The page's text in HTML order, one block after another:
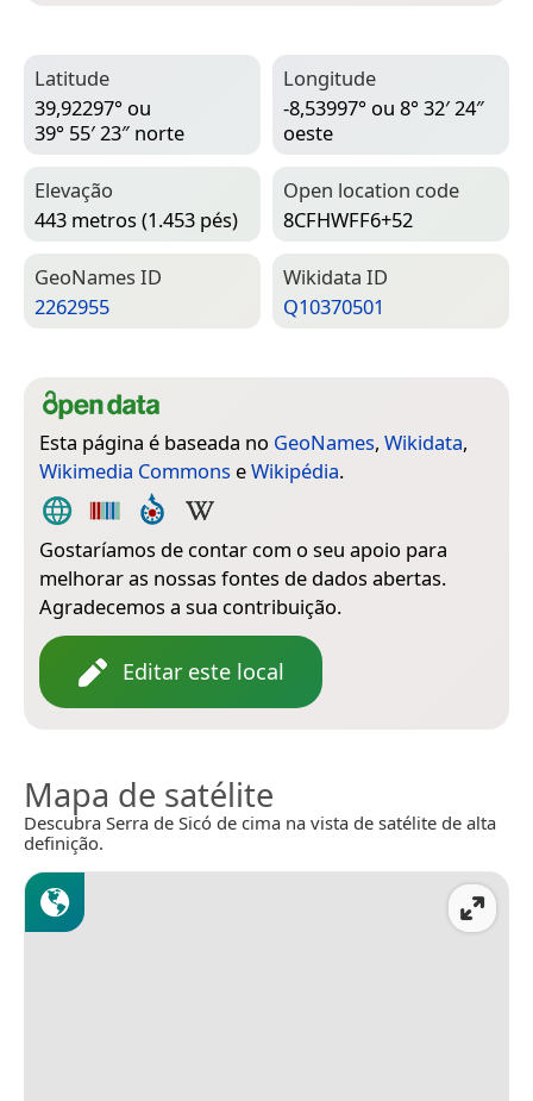
Latitude
39,92297° ou
39° 55′ 23″ norte
Longitude
-8,53997° ou 8° 32′ 24″
oeste
Elevação
443 metros (1.453 pés)
Open location code
8CFHWFF6+52
Geo­Names ID
2262955
Wiki­data ID
Q10370501
Esta página é baseada no GeoNames, Wikidata,
Wikimedia Commons eWikipédia.
Gostaríamos de contar com o seu apoio para
melhorar as nossas fontes de dados abertas.
Agradecemos a sua contribuição.
Editar este local
Mapa de satélite
Descubra Serra de Sicó de cima na vista de satélite de alta
definição.